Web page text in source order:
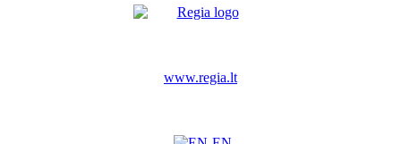
www.regia.lt